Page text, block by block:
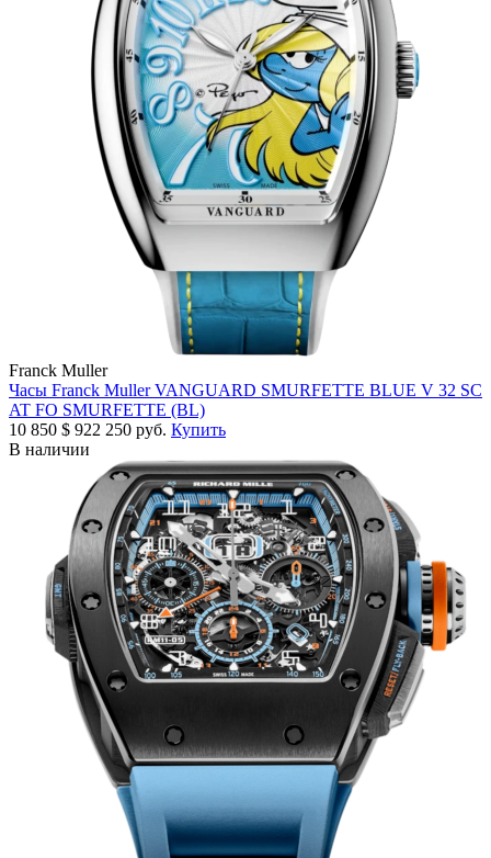
Franck Muller
Часы Franck Muller VANGUARD SMURFETTE BLUE V 32 SC
AT FO SMURFETTE (BL)
10 850 $ 922 250 руб. Купить
В наличии